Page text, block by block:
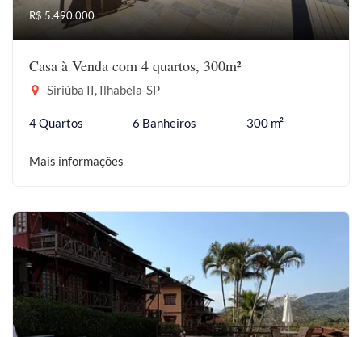
R$ 5.490.000
Casa à Venda com 4 quartos, 300m²
Siriúba II, Ilhabela-SP
4 Quartos 6 Banheiros 300 m²
Mais informações